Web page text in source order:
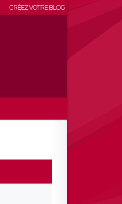
CRÉEZ VOTRE BLOG